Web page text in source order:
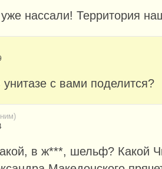
нассали! Территория
с вами поделится?
в ж***, шельф? Какой